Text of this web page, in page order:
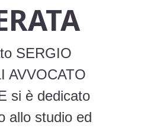
SERGIO
AVVOCATO
si è dedicato
allo studio ed